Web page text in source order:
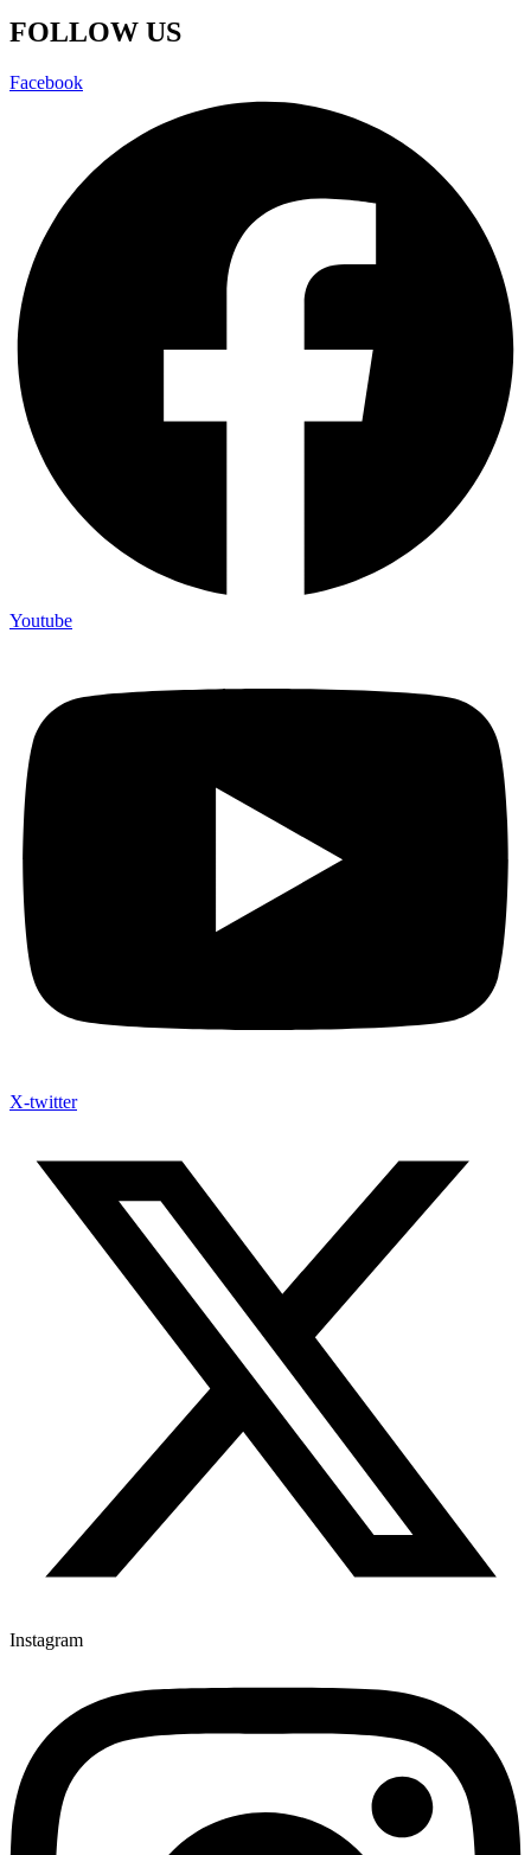
FOLLOW US
Facebook
Youtube
X-twitter
Instagram